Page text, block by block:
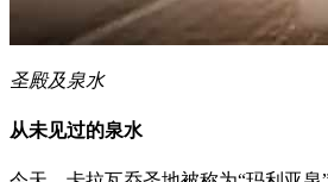
圣殿及泉水
从未见过的泉水